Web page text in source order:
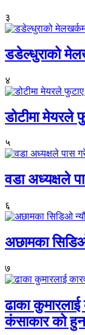
३
डडेल्धुराको
४
डोटीमा मेयरले
५
वडा अध्यक्षले
६
अछामका
७
ढाका कुमारलाई
कंसाकार को हुन